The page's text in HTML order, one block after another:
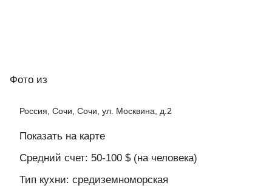
Фото из
Россия, Сочи, Сочи, ул. Москвина, д.2
Показать на карте
Средний счет: 50-100 $ (на человека)
Тип кухни: средиземноморская